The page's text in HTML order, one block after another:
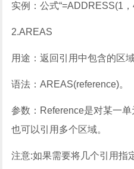
实例：公式“=ADDRESS(1，
2.AREAS
用途：返回引用中包含的区域
语法：AREAS(reference)。
参数：Reference是对某一单
也可以引用多个区域。
注意:如果需要将几个引用指